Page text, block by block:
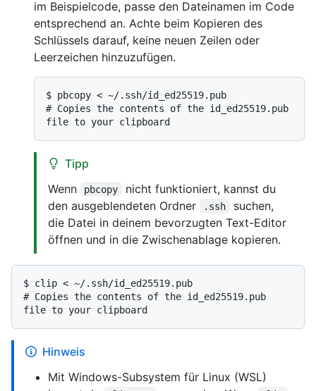
im Beispielcode, passe den Dateinamen im Code
entsprechend an. Achte beim Kopieren des
Schlüssels darauf, keine neuen Zeilen oder
Leerzeichen hinzuzufügen.
$ pbcopy < ~/.ssh/id_ed25519.pub
# Copies the contents of the id_ed25519.pub
file to your clipboard
Tipp
Wenn
pbcopy
nicht funktioniert, kannst du
den ausgeblendeten Ordner
.ssh
suchen,
die Datei in deinem bevorzugten Text-Editor
öffnen und in die Zwischenablage kopieren.
$ clip < ~/.ssh/id_ed25519.pub
# Copies the contents of the id_ed25519.pub
file to your clipboard
Hinweis
Mit Windows-Subsystem für Linux (WSL)